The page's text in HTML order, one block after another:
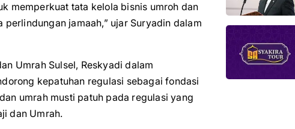
memperkuat tata kelola bisnis umroh dan
jamaah,” ujar Suryadin dalam
Umrah Sulsel, Reskyadi dalam
kepatuhan regulasi sebagai fondasi
umrah musti patuh pada regulasi yang
dan Umrah.